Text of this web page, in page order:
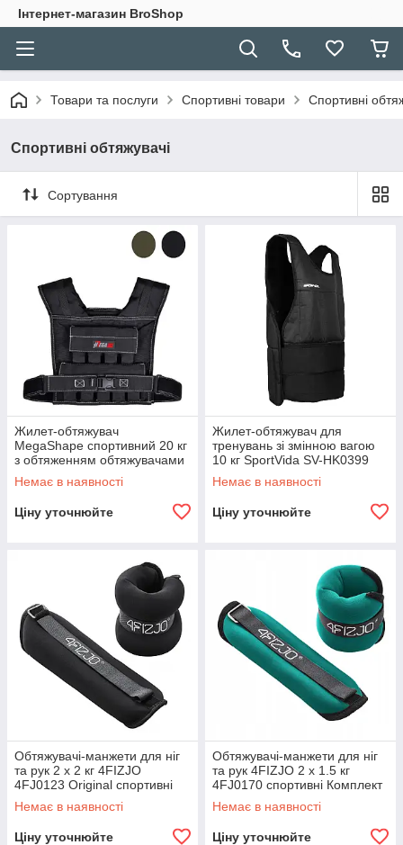
Інтернет-магазин BroShop
Товари та послуги Спортивні товари Спортивні
Спортивні обтяжувачі
Сортування
Жилет-обтяжувач
MegaShape спортивний 20 кг
з обтяженням обтяжувачами
регульований для занять
спортом
Немає в наявності
Ціну уточнюйте
Жилет-обтяжувач для
тренувань зі змінною вагою
10 кг SportVida SV-HK0399
Тренувальний
Немає в наявності
Ціну уточнюйте
Обтяжувачі-манжети для ніг
та рук 2 x 2 кг 4FIZJO
4FJ0123 Original спортивні
Комплект 2 шт
Немає в наявності
Ціну уточнюйте
Обтяжувачі-манжети для ніг
та рук 4FIZJO 2 x 1.5 кг
4FJ0170 спортивні Комплект
2 шт
Немає в наявності
Ціну уточнюйте